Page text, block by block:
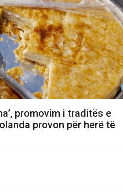
promovim i traditës e
provon për herë të